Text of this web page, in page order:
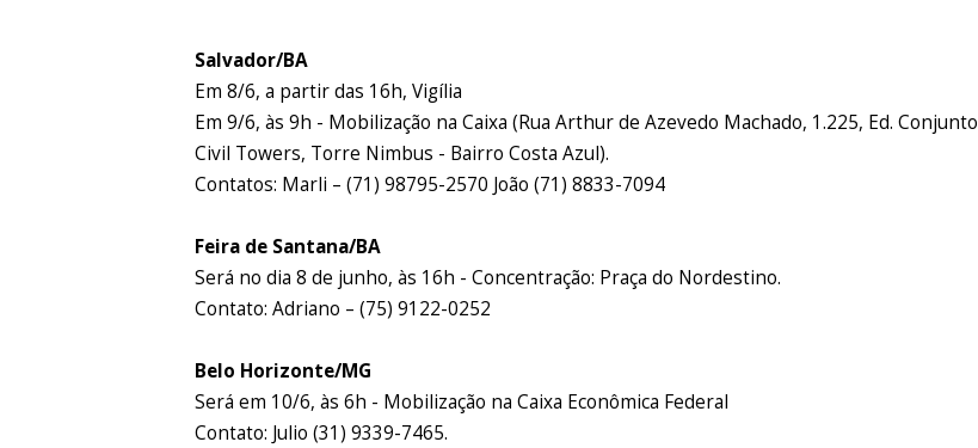
Salvador/BA
Em 8/6, a partir das 16h, Vigília
Em 9/6, às 9h - Mobilização na Caixa (Rua Arthur de Azevedo Machado, 1.225, Ed. Conjunto
Civil Towers, Torre Nimbus - Bairro Costa Azul).
Contatos: Marli – (71) 98795-2570 João (71) 8833-7094
Feira de Santana/BA
Será no dia 8 de junho, às 16h - Concentração: Praça do Nordestino.
Contato: Adriano – (75) 9122-0252
Belo Horizonte/MG
Será em 10/6, às 6h - Mobilização na Caixa Econômica Federal
Contato: Julio (31) 9339-7465.